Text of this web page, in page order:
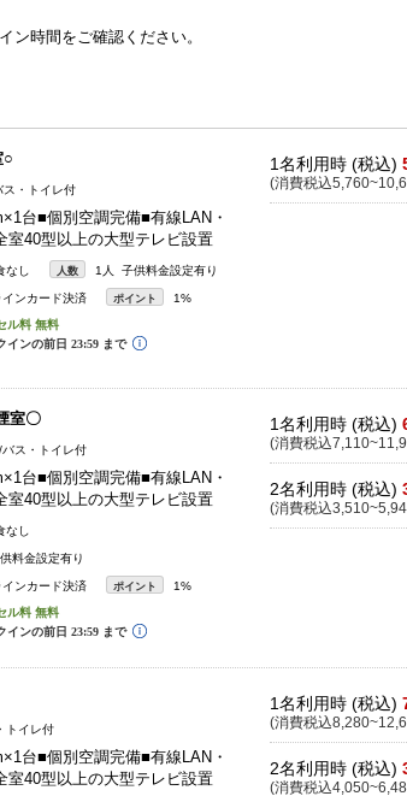
ン時間をご確認ください。
○
ス・トイレ付
台■個別空調完備■有線LAN・
室40型以上の大型テレビ設置
なし 人数 1人 子供料金設定有り
ンカード決済 ポイント 1%
1名利用時 (税込)
(消費税込
室〇
バス・トイレ付
台■個別空調完備■有線LAN・
室40型以上の大型テレビ設置
なし
料金設定有り
ンカード決済 ポイント 1%
1名利用時 (税込)
(消費税込
2名利用時 (税込)
(消費税込
トイレ付
台■個別空調完備■有線LAN・
室40型以上の大型テレビ設置
1名利用時 (税込)
(消費税込
2名利用時 (税込)
(消費税込